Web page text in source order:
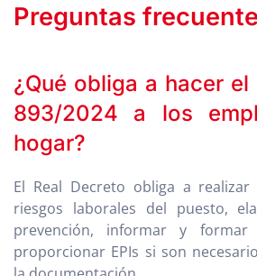
Preguntas
¿Qué obliga a hacer el
893/2024 a los
hogar?
El Real Decreto obliga a
riesgos laborales del puesto,
prevención, informar y
proporcionar EPIs si son